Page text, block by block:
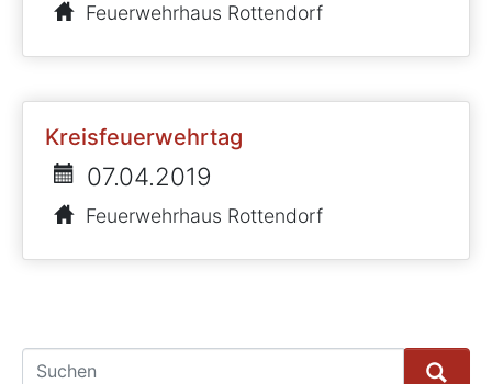
Feuerwehrhaus Rottendorf
Kreisfeuerwehrtag
07.04.2019
Feuerwehrhaus Rottendorf
Suche